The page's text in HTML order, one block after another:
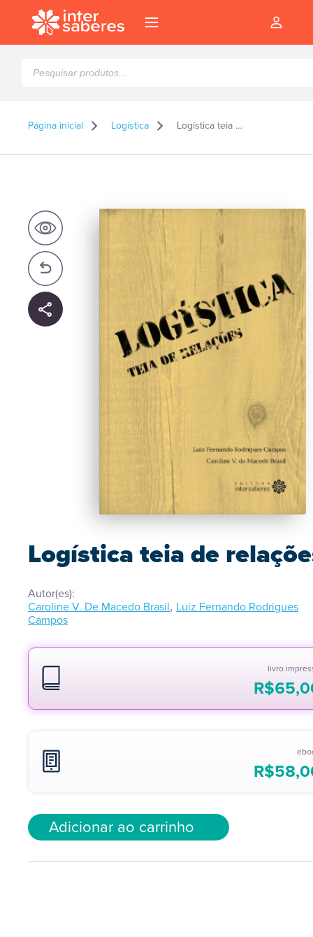
produtos
Página inicial Logística Logística teia de relações
Logística teia de
Autor(es):
Caroline V. De Macedo Brasil, Luiz Fernando Rodrigues
Campos
livro
R$
R$
Adicionar ao carrinho